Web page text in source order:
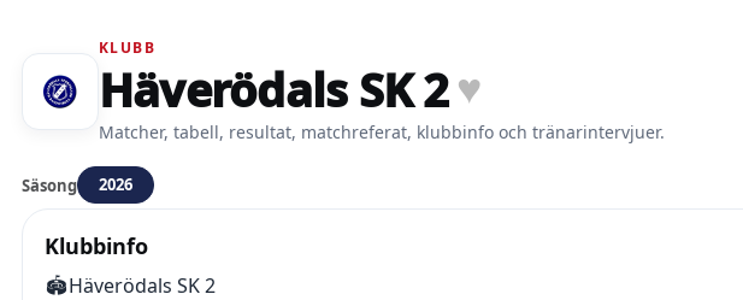
KLUBB
Häverödals SK 2 ♥
Matcher, tabell, resultat, matchreferat, klubbinfo och tränarintervjuer.
Säsong 2026
Klubbinfo
🏟️Häverödals SK 2